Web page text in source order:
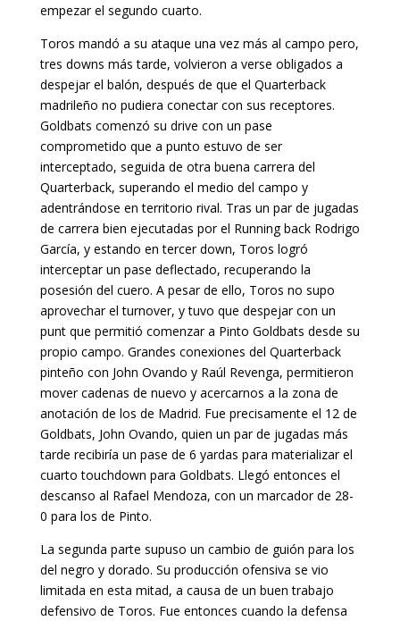
empezar el segundo cuarto.
Toros mandó a su ataque una vez más al campo pero,
tres downs más tarde, volvieron a verse obligados a
despejar el balón, después de que el Quarterback
madrileño no pudiera conectar con sus receptores.
Goldbats comenzó su drive con un pase
comprometido que a punto estuvo de ser
interceptado, seguida de otra buena carrera del
Quarterback, superando el medio del campo y
adentrándose en territorio rival. Tras un par de jugadas
de carrera bien ejecutadas por el Running back Rodrigo
García, y estando en tercer down, Toros logró
interceptar un pase deflectado, recuperando la
posesión del cuero. A pesar de ello, Toros no supo
aprovechar el turnover, y tuvo que despejar con un
punt que permitió comenzar a Pinto Goldbats desde su
propio campo. Grandes conexiones del Quarterback
pinteño con John Ovando y Raúl Revenga, permitieron
mover cadenas de nuevo y acercarnos a la zona de
anotación de los de Madrid. Fue precisamente el 12 de
Goldbats, John Ovando, quien un par de jugadas más
tarde recibiría un pase de 6 yardas para materializar el
cuarto touchdown para Goldbats. Llegó entonces el
descanso al Rafael Mendoza, con un marcador de 28-
0 para los de Pinto.
La segunda parte supuso un cambio de guión para los
del negro y dorado. Su producción ofensiva se vio
limitada en esta mitad, a causa de un buen trabajo
defensivo de Toros. Fue entonces cuando la defensa